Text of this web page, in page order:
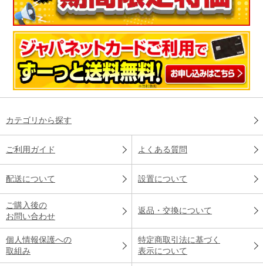
カテゴリから探す
ご利用ガイド よくある質問
配送について 設置について
ご購入後の
お問い合わせ
返品・交換について
個人情報保護への
取組み
特定商取引法に基づく
表示について